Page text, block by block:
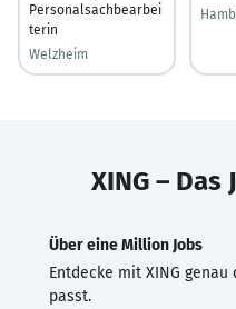
Personalsachbearbei
terin
Welzheim
XING –
Über eine Million Jobs
Entdecke mit XING
passt.